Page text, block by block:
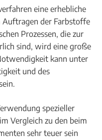
eine erhebliche
Auftragen der Farbstoffe
Prozessen, die zur
sind, wird eine große
kann unter
und des
spezieller
Vergleich zu den beim
sehr teuer sein